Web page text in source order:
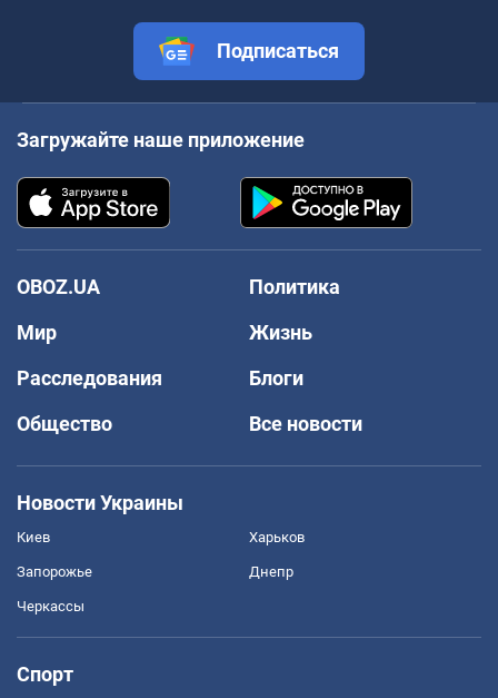
Подписаться
Загружайте наше приложение
OBOZ.UA
Политика
Мир
Жизнь
Расследования
Блоги
Общество
Все новости
Новости Украины
Киев Харьков
Запорожье Днепр
Черкассы
Спорт